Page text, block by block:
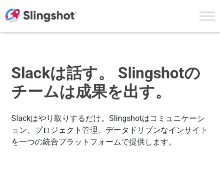
Slackは話す。
Slingshotの
チームは成果を出す。
Slackはやり取りするだけ。Slingshotはコミュニケーシ
ョン、プロジェクト管理、データドリブンなインサイト
を一つの統合プラットフォームで提供します。